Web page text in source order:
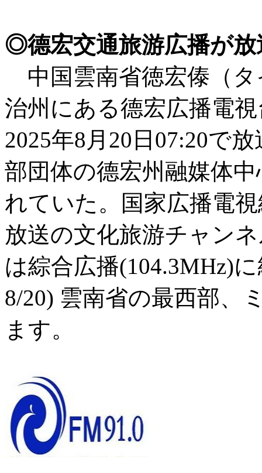
◎德宏交通旅游広播が放
中国雲南省徳宏傣（タ
治州にある德宏広播電
2025年8月20日07:20で
部団体の德宏州融媒体
れていた。国家広播電
放送の文化旅游チャン
は綜合広播(104.3MHz)
8/20) 雲南省の最西部、
ます。